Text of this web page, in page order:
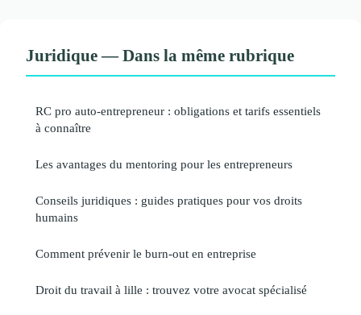
Juridique — Dans la même rubrique
RC pro auto-entrepreneur : obligations et tarifs essentiels
à connaître
Les avantages du mentoring pour les entrepreneurs
Conseils juridiques : guides pratiques pour vos droits
humains
Comment prévenir le burn-out en entreprise
Droit du travail à lille : trouvez votre avocat spécialisé